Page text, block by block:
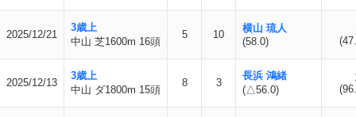
2025/12/21
3歳上
中山 芝1600m 16頭
5 10
横山 琉人
(58.0)
2025/12/13
3歳上
中山 ダ1800m 15頭
8 3
長浜 鴻緒
(△56.0)